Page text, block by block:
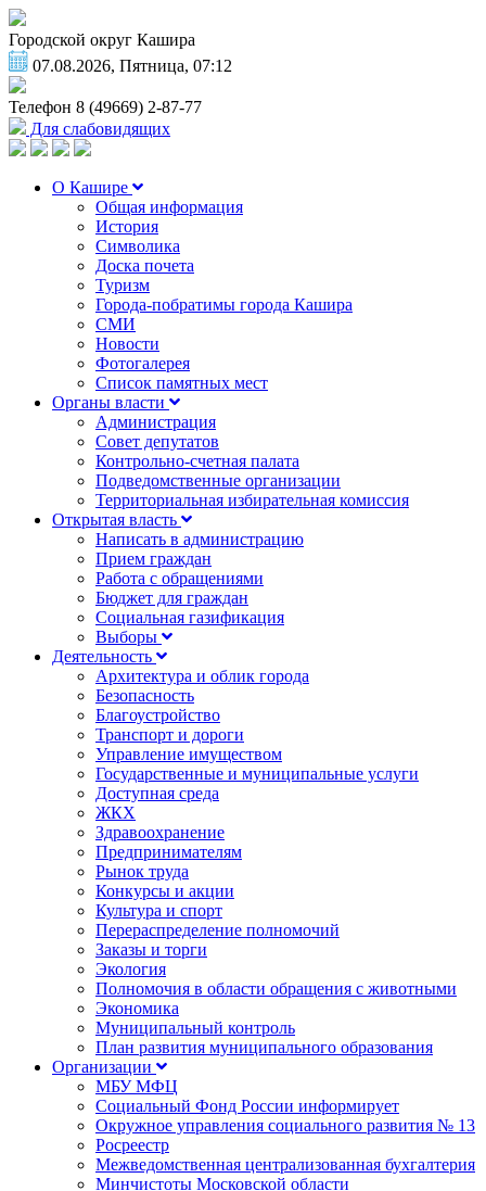
Городской округ Кашира
07.08.2026, Пятница, 07:12
Телефон 8 (49669) 2-87-77
Для слабовидящих
О Кашире
Общая информация
История
Символика
Доска почета
Туризм
Города-побратимы города Кашира
СМИ
Новости
Фотогалерея
Список памятных мест
Органы власти
Администрация
Совет депутатов
Контрольно-счетная палата
Подведомственные организации
Территориальная избирательная комиссия
Открытая власть
Написать в администрацию
Прием граждан
Работа с обращениями
Бюджет для граждан
Социальная газификация
Выборы
Деятельность
Архитектура и облик города
Безопасность
Благоустройство
Транспорт и дороги
Управление имуществом
Государственные и муниципальные услуги
Доступная среда
ЖКХ
Здравоохранение
Предпринимателям
Рынок труда
Конкурсы и акции
Культура и спорт
Перераспределение полномочий
Заказы и торги
Экология
Полномочия в области обращения с животными
Экономика
Муниципальный контроль
План развития муниципального образования
Организации
МБУ МФЦ
Социальный Фонд России информирует
Окружное управления социального развития № 13
Росреестр
Межведомственная централизованная бухгалтерия
Минчистоты Московской области